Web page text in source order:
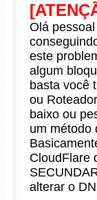
Olá
este
algum
basta você
ou
baixo ou
um método
CloudFlare
alterar o